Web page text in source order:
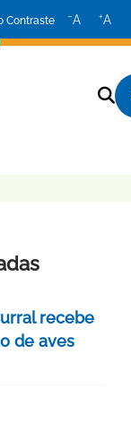
Contraste −A +A
recebe
de aves